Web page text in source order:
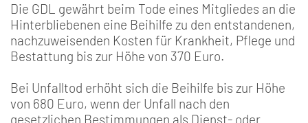
Die GDL gewährt beim Tode eines Mitgliedes an die
Hinterbliebenen eine Beihilfe zu den entstandenen,
nachzuweisenden Kosten für Krankheit, Pflege und
Bestattung bis zur Höhe von 370 Euro.
Bei Unfalltod erhöht sich die Beihilfe bis zur Höhe
von 680 Euro, wenn der Unfall nach den
gesetzlichen Bestimmungen als Dienst- oder